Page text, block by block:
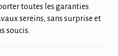
toutes les garanties
sereins, sans surprise et
soucis.